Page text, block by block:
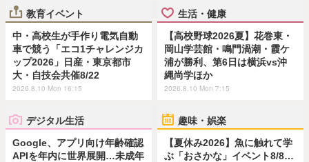
教育イベント
中・高校生が手作り電気自動
車で競う「エコ1チャレンジカ
ップ2026」日産・東京都市
大・自技会共催8/22
2026.8.10 Mon 16:15
生活・健康
【高校野球2026夏】花巻東・
岡山学芸館・鳴門渦潮・霞ケ
浦が勝利、第6日は横浜vs沖
縄尚学ほか
2026.8.10 Mon 7:15
デジタル生活
Google、アプリ向け年齢確認
APIを年内に世界展開…未成年
趣味・娯楽
【夏休み2026】魚に触れて学
ぶ「おさかな」イベント8/8…